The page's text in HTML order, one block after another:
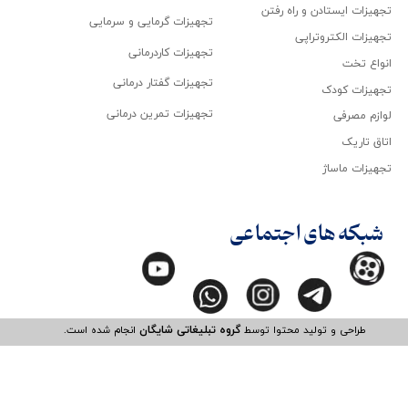
طراحی و تولید محتوا توسطگروه تبلیغاتی شایگانانجام شده است.​​​​​​​
تجهیزات ایستادن و راه رفتن
تجهیزات الکتروتراپی
انواع تخت
تجهیزات کودک
لوازم مصرفی
اتاق تاریک
تجهیزات ماساژ
تجهیزات گرمایی و سرمایی
تجهیزات کاردرمانی
تجهیزات گفتار درمانی
تجهیزات تمرین درمانی
شبکه های اجتماعی